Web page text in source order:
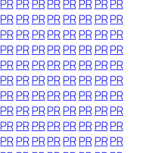
PRPRPRPRPRPR PRPR
PRPRPRPRPRPR PRPR
PRPRPRPRPRPR PRPR
PRPRPRPRPRPR PRPR
PRPRPRPRPRPR PRPR
PRPRPRPRPRPR PRPR
PRPRPRPRPRPR PRPR
PRPRPRPRPRPR PRPR
PRPRPRPRPRPR PRPR
PRPRPRPRPRPR PRPR